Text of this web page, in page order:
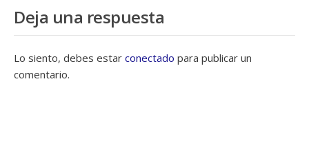
Deja una respuesta
Lo siento, debes estar conectado para publicar un
comentario.